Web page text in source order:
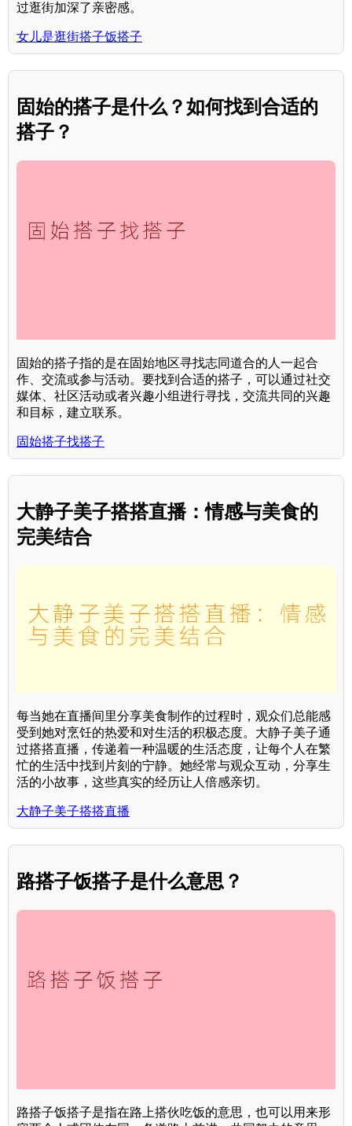
过逛街加深了亲密感。
女儿是逛街搭子饭搭子
固始的搭子是什么？如何找到合适的
搭子？
固始的搭子指的是在固始地区寻找志同道合的人一起合
作、交流或参与活动。要找到合适的搭子，可以通过社交
媒体、社区活动或者兴趣小组进行寻找，交流共同的兴趣
和目标，建立联系。
固始搭子找搭子
大静子美子搭搭直播：情感与美食的
完美结合
每当她在直播间里分享美食制作的过程时，观众们总能感
受到她对烹饪的热爱和对生活的积极态度。大静子美子通
过搭搭直播，传递着一种温暖的生活态度，让每个人在繁
忙的生活中找到片刻的宁静。她经常与观众互动，分享生
活的小故事，这些真实的经历让人倍感亲切。
大静子美子搭搭直播
路搭子饭搭子是什么意思？
路搭子饭搭子是指在路上搭伙吃饭的意思，也可以用来形